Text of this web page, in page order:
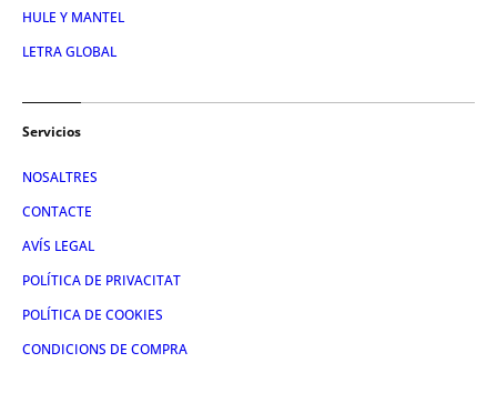
HULE Y MANTEL
LETRA GLOBAL
Servicios
NOSALTRES
CONTACTE
AVÍS LEGAL
POLÍTICA DE PRIVACITAT
POLÍTICA DE COOKIES
CONDICIONS DE COMPRA